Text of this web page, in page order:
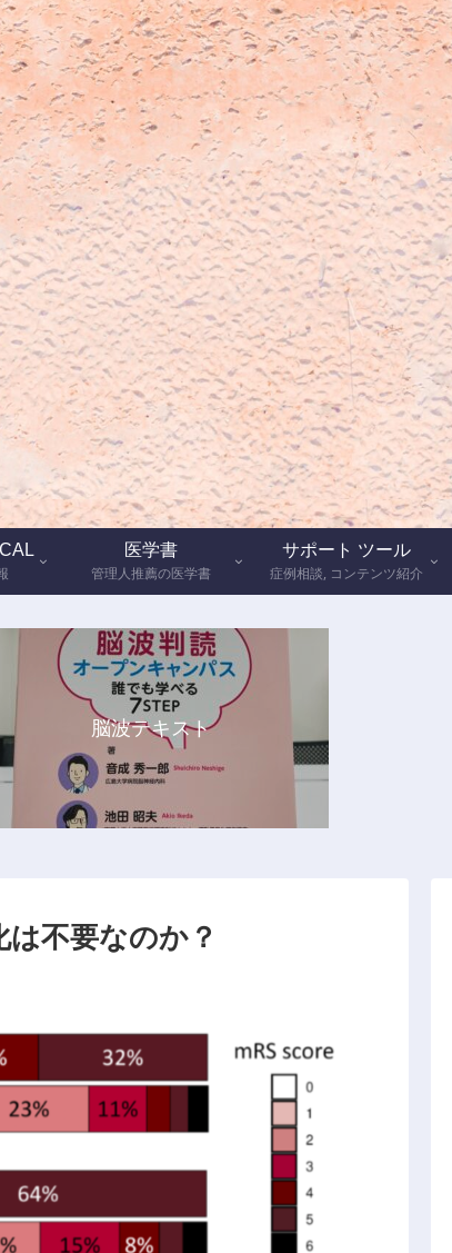
医学書
管理人推薦の医学書
サポート ツール
症例相談, コンテンツ紹介
脳波テキスト
不要なのか？